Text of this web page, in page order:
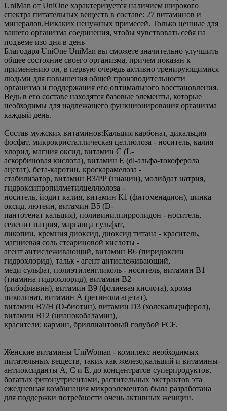
UniMan от UniOne характеризуется наличием широкого
спектра питательных веществ в составе: 27 витаминов и
минералов.Никаких ненужных примесей. Только ценные для
вашего организма соединения, чтобы чувствовать себя на
подъеме изо дня в день
Благодаря UniOne UniMan вы сможете значительно улучшить
общее состояние своего организма, причем показан к
применению он, в первую очередь активно тренирующимися
людьми для повышения общей производительности
организма и поддержания его оптимального восстановления.
Ведь в его составе находятся базовые элементы, которые
необходимы для надлежащего функционирования организма
каждый день.
Состав мужских витаминов:Кальция карбонат, дикальция
фосфат, микрокристаллическая целлюлоза - носитель, калия
хлорид, магния оксид, витамин С (L-
аскорбиновая кислота), витамин Е (dl-альфа-токоферола
ацетат), бета-каротин, кроскарамелоза -
стабилизатор, витамин В3/РР (ниацин), молибдат натрия,
гидроксипропилметилцеллюлоза -
носитель, йодит калия, витамин К1 (фитоменадион), цинка
оксид, лютеин, витамин В5 (D-
пантотенат кальция), поливинилпирролидон - носитель,
селенит натрия, марганца сульфат,
ликопин, кремния диоксид, диоксид титана - краситель,
магниевая соль стеариновой кислоты -
агент антислеживающий, витамин В6 (пиридоксин
гидрохлорид), тальк - агент антислеживающий,
меди сульфат, полиэтиленгликоль - носитель, витамин В1
(тиамина гидрохлорид), витамин В2
(рибофлавин), витамин В9 (фолиевая кислота), хрома
пиколинат, витамин А (ретинола ацетат),
витамин В7/Н (D-биотин), витамин D3 (холекальциферол),
витамин В12 (цианокобаламин),
красители: кармин, бриллиантовый голубой FCF.
Женские витамины UniWoman - комплекс необходимых
питательных веществ, таких как железо,кальций и витамины-
антиоксиданты A, C и E, до концентратов суперпродуктов,
богатых фитонутриентами, растительных экстрактов эта
ежедневная комбинация микроэлементов была разработана
для поддержки потребности очень активных женщин.